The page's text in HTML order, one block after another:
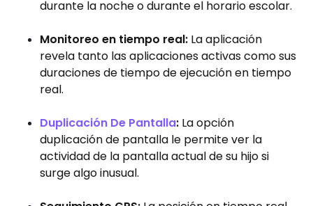
durante la noche o durante el horario escolar.
Monitoreo en tiempo real: La aplicación
revela tanto las aplicaciones activas como sus
duraciones de tiempo de ejecución en tiempo
real.
Duplicación De Pantalla: La opción
duplicación de pantalla le permite ver la
actividad de la pantalla actual de su hijo si
surge algo inusual.